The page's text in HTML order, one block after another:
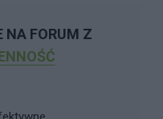
NA FORUM Z